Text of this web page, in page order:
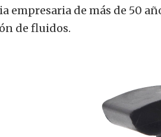
empresaria de más de 50
de fluidos.